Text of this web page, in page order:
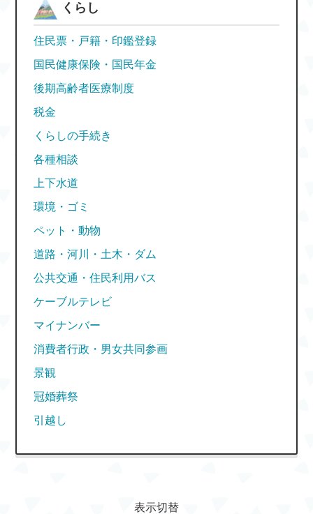
くらし
住民票・戸籍・印鑑登録
国民健康保険・国民年金
後期高齢者医療制度
税金
くらしの手続き
各種相談
上下水道
環境・ゴミ
ペット・動物
道路・河川・土木・ダム
公共交通・住民利用バス
ケーブルテレビ
マイナンバー
消費者行政・男女共同参画
景観
冠婚葬祭
引越し
表示切替